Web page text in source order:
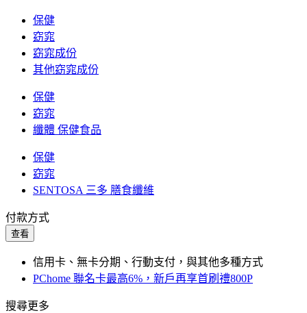
保健
窈窕
窈窕成份
其他窈窕成份
保健
窈窕
纖體 保健食品
保健
窈窕
SENTOSA 三多 膳食纖維
付款方式
查看
信用卡、無卡分期、行動支付，與其他多種方式
PChome 聯名卡最高6%，新戶再享首刷禮800P
搜尋更多